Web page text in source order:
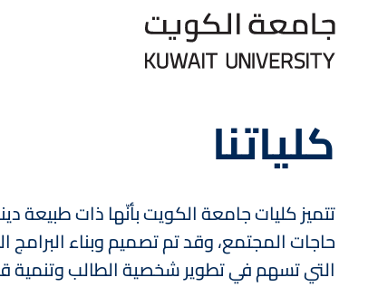
كلياتنا
تتميز كليات جامعة الكويت بأنّها ذات طبيعة
حاجات المجتمع، وقد تم تصميم وبناء البرامج
التي تسهم في تطوير شخصية الطالب وتنمية